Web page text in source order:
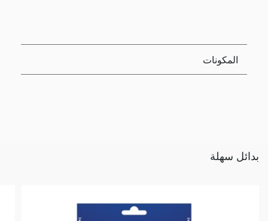
المكونات
بدائل سهلة